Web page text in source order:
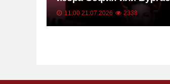
домакин на
11:00 21.07.2026 2338